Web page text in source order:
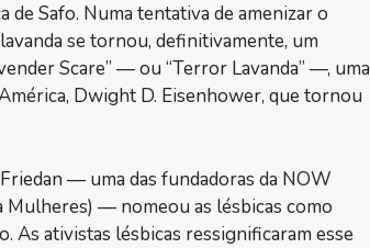
de Safo. Numa tentativa de amenizar o
se tornou, definitivamente, um
Scare” — ou “Terror Lavanda” —, uma
Dwight D. Eisenhower, que tornou
— uma das fundadoras da NOW
Mulheres) — nomeou as lésbicas como
As ativistas lésbicas ressignificaram esse